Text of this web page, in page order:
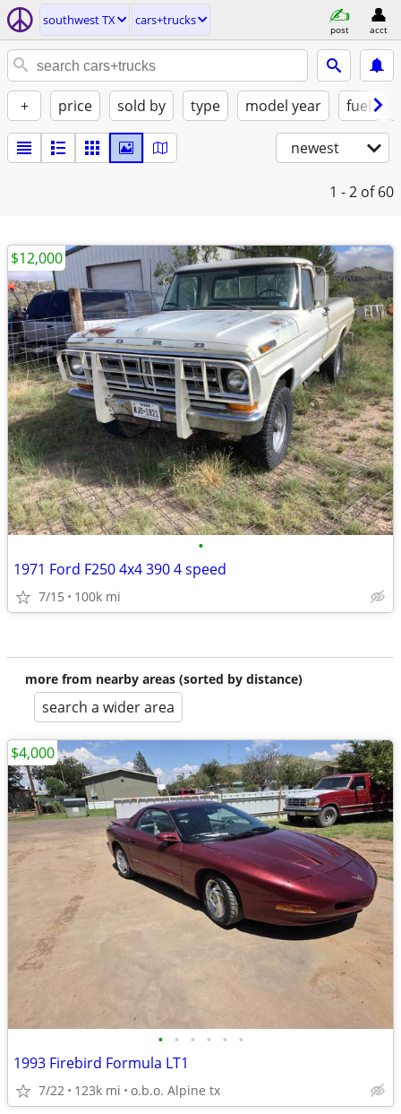
southwest TX cars+trucks
post acct
+ price sold by type model year fuel
newest
1 - 2 of 60
•
1971 Ford F250 4x4 390 4 speed
7/15 100k mi
$12,000
more from nearby areas (sorted by distance)
search a wider area
• • • • • •
1993 Firebird Formula LT1
7/22 123k mi o.b.o. Alpine tx
$4,000